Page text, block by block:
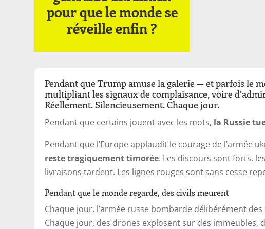
pour que le monde se
réveille enfin ?
Pendant que Trump amuse la galerie — et parfois le
multipliant les signaux de complaisance, voire
Réellement. Silencieusement. Chaque jour.
Pendant que certains jouent avec les mots, la Russie
Pendant que l’Europe applaudit le courage de l’armée
reste tragiquement timorée. Les discours sont forts,
livraisons tardent. Les lignes rouges sont sans cesse
Pendant que le monde regarde, des civils meurent
Chaque jour, l’armée russe bombarde délibérément
Chaque jour, des drones explosent sur des immeubles,